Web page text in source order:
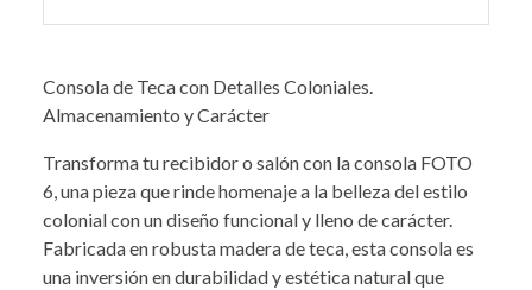
Consola de Teca con Detalles Coloniales.
Almacenamiento y Carácter
Transforma tu recibidor o salón con la consola FOTO
6, una pieza que rinde homenaje a la belleza del estilo
colonial con un diseño funcional y lleno de carácter.
Fabricada en robusta madera de teca, esta consola es
una inversión en durabilidad y estética natural que